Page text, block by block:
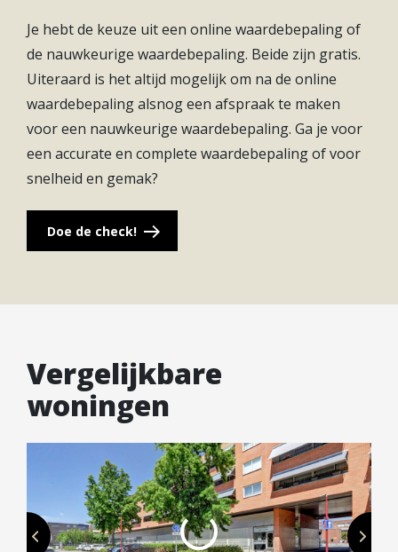
kan worden vergroot door het laten vervallen van
een slaapkamer, maar een slaapkamer kan ook
werkkamer worden. Het dakterras op het zuiden
biedt volop mogelijkheden voor buitenleven in alle
rust en met veel privacy. Daarnaast beschikt de
woning over een berging, een badkamer en een
separaat toilet. Een bijzonder woningtype voor wie
Je hebt de keuze uit een online waardebepaling of
de nauwkeurige waardebepaling. Beide zijn gratis.
Uiteraard is het altijd mogelijk om na de online
waardebepaling alsnog een afspraak te maken
voor een nauwkeurige waardebepaling. Ga je voor
een accurate en complete waardebepaling of voor
snelheid en gemak?
Doe de check!
Vergelijkbare
woningen